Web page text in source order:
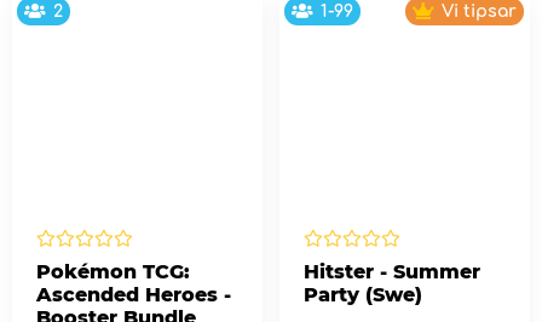
2
Pokémon TCG:
Ascended Heroes -
1-99 Vi tipsar
Hitster - Summer
Party (Swe)